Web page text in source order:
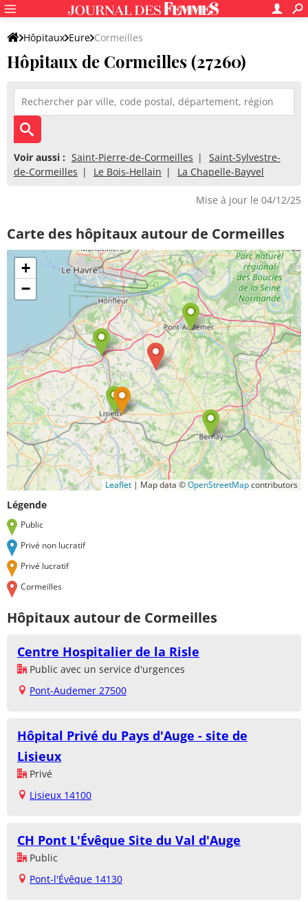
Hôpitaux Eure Cormeilles
Hôpitaux de Cormeilles (27260)
Voir aussi : Saint-Pierre-de-Cormeilles
Saint-Sylvestre-
de-Cormeilles
Le Bois-Hellain La Chapelle-Bayvel
Mise à jour le 04/12/25
Carte des hôpitaux autour de Cormeilles
+
−
Leaflet | Map data ©OpenStreetMapcontributors
Légende
Public
Privé non lucratif
Privé lucratif
Cormeilles
Hôpitaux autour de Cormeilles
Centre Hospitalier de la Risle
Public avec un service d'urgences
Pont-Audemer 27500
Hôpital Privé du Pays d'Auge - site de
Lisieux
Privé
Lisieux 14100
CH Pont L'Évêque Site du Val d'Auge
Public
Pont-l'Évêque 14130